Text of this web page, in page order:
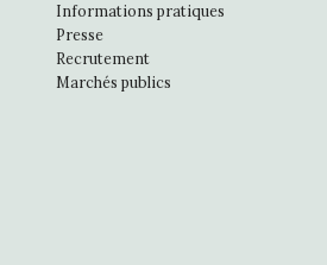
Informations pratiques
Presse
Recrutement
Marchés publics